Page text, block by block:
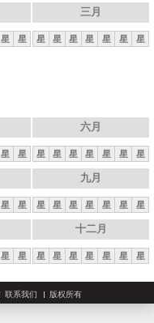
星 星
三月
星 星 星 星 星 星 星
星 星
六月
星 星 星 星 星 星 星
星 星
九月
星 星 星 星 星 星 星
星 星
十二月
星 星 星 星 星 星 星
联系我们 版权所有